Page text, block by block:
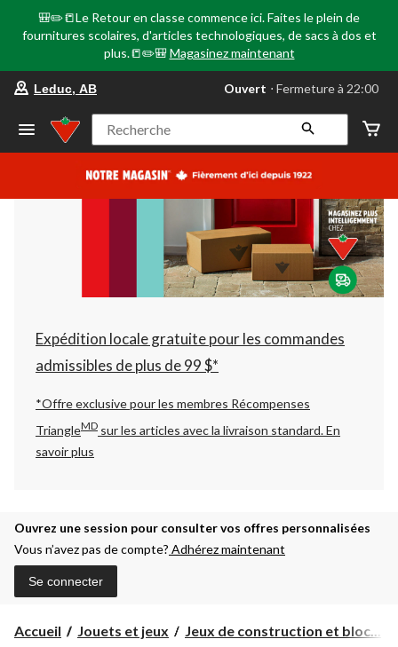
🎒✏️📒Le Retour en classe commence ici. Faites le plein de
fournitures scolaires, d'articles technologiques, de sacs à dos et
plus.📒✏️🎒 Magasinez maintenant
votre
préféré
Leduc,
AB,
courament
Fermeture
à
22:00
cliquer
pour
changer
Leduc, AB Ouvert ⋅ Fermeture à 22:00
Recherche
Expédition locale gratuite pour les commandes
admissibles de plus de 99 $*
*Offre exclusive pour les membres Récompenses
TriangleMD sur les articles avec la livraison standard.En
savoir plus
Ouvrez une session pour consulter vos offres personnalisées
Vous n’avez pas de compte? Adhérez maintenant
Se connecter
Accueil Jouets et jeux Jeux de construction et bloc...